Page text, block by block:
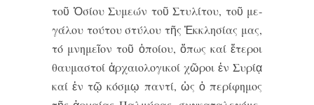
τοῦ Ὁ­σί­ου Συ­με­ών τοῦ Στυ­λί­του, τοῦ με­
γά­λου τού­του στύ­λου τῆς Ἐκ­κλη­σί­ας μας,
τό μνη­μεῖ­ον τοῦ ὁ­ποί­ου, ὅ­πως καί ἕ­τε­ροι
θαυ­μα­στοί ἀρ­χαι­ο­λο­γι­κοί χῶ­ροι ἐν Συ­ρί­ᾳ
καί ἐν τῷ κό­σμῳ παν­τί, ὡς ὁ πε­ρί­φη­μος